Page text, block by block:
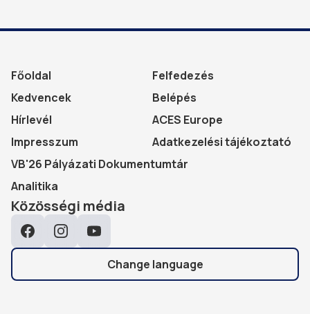
Főoldal
Felfedezés
Kedvencek
Belépés
Hírlevél
ACES Europe
Impresszum
Adatkezelési tájékoztató
VB'26 Pályázati Dokumentumtár
Analitika
Közösségi média
Change language